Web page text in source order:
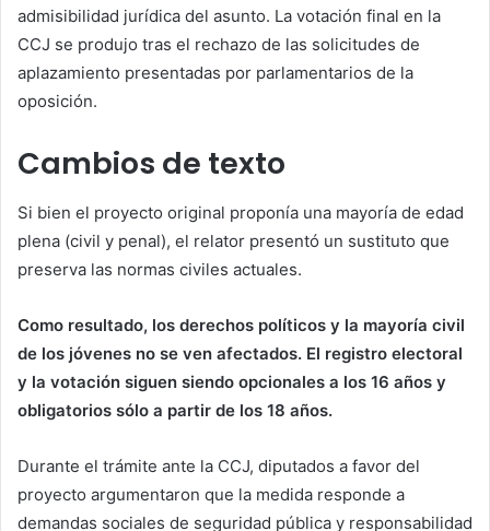
admisibilidad jurídica del asunto. La votación final en la
CCJ se produjo tras el rechazo de las solicitudes de
aplazamiento presentadas por parlamentarios de la
oposición.
Cambios de texto
Si bien el proyecto original proponía una mayoría de edad
plena (civil y penal), el relator presentó un sustituto que
preserva las normas civiles actuales.
Como resultado, los derechos políticos y la mayoría civil
de los jóvenes no se ven afectados. El registro electoral
y la votación siguen siendo opcionales a los 16 años y
obligatorios sólo a partir de los 18 años.
Durante el trámite ante la CCJ, diputados a favor del
proyecto argumentaron que la medida responde a
demandas sociales de seguridad pública y responsabilidad